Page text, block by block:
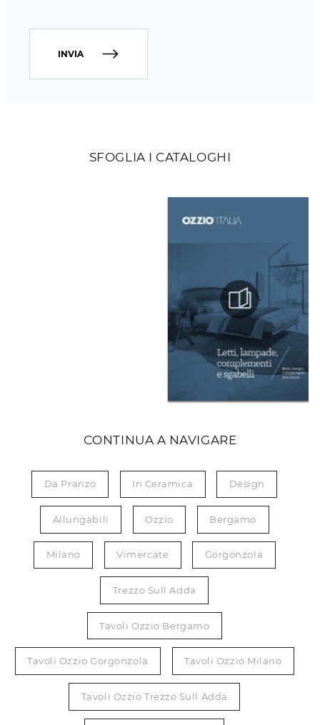
SFOGLIA I CATALOGHI
CONTINUA A NAVIGARE
Da Pranzo In Ceramica Design
Allungabili Ozzio Bergamo
Milano Vimercate Gorgonzola
Trezzo Sull Adda
Tavoli Ozzio Bergamo
Tavoli Ozzio Gorgonzola Tavoli Ozzio Milano
Tavoli Ozzio Trezzo Sull Adda
INVIA